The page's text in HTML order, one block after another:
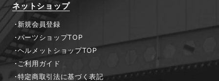
ネットショップ
新規会員登録
パーツショップTOP
ヘルメットショップTOP
ご利用ガイド
特定商取引法に基づく表記